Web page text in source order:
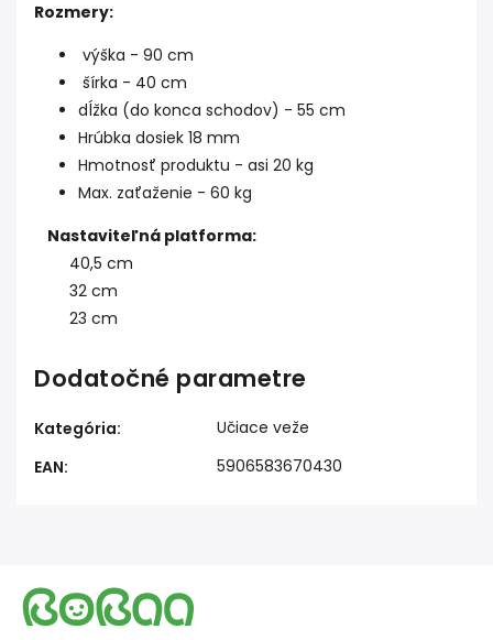
Rozmery:
výška - 90 cm
šírka - 40 cm
dĺžka (do konca schodov) - 55 cm
Hrúbka dosiek 18 mm
Hmotnosť produktu - asi 20 kg
Max. zaťaženie - 60 kg
Nastaviteľná platforma:
40,5 cm
32 cm
23 cm
Dodatočné parametre
Kategória:
Učiace veže
EAN: 5906583670430